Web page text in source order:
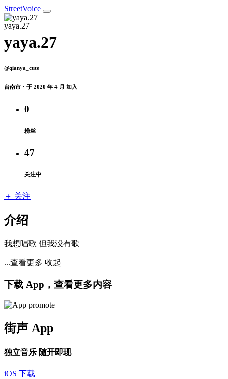
StreetVoice
yaya.27
@qianya_cute
台南市・于 2020 年 4 月 加入
0
粉丝
47
关注中
＋ 关注
介绍
我想唱歌 但我没有歌
...查看更多 收起
下载 App，查看更多内容
街声 App
独立音乐 随开即现
iOS 下载